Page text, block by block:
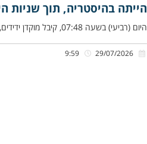
הייתה בהיסטריה, תוך שניות
היום (רביעי) בשעה 07:48, קיבל מוקדן ידידים, עדיאל מנחם כהן, קריאה אודות פעוטה כבת שנתיים שננעלה בשגגה ברכב לעיני אמהּ,